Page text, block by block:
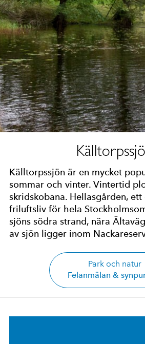
Källtorpssjön är en mycket
sommar och vinter. Vintertid
skridskobana. Hellasgården,
friluftsliv för hela
sjöns södra strand, nära
av sjön ligger inom
Park och natur
Felanmälan &